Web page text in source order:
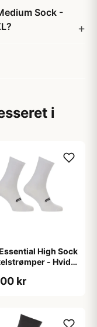
Sock -
i
High Sock
- Hvid -
kr